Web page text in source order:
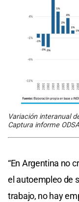
Variación interanual
Captura informe
“En Argentina no
el autoempleo de
trabajo, no hay